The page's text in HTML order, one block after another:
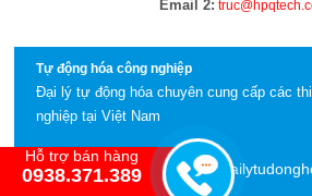
Tự động hóa công nghiệp
Đại lý tự động hóa chuyên cung cấp các
nghiệp tại Việt Nam
Email 2:
© Bản quyền thuộc về http://
IM Group
Hỗ trợ bán hàng
0938.371.389